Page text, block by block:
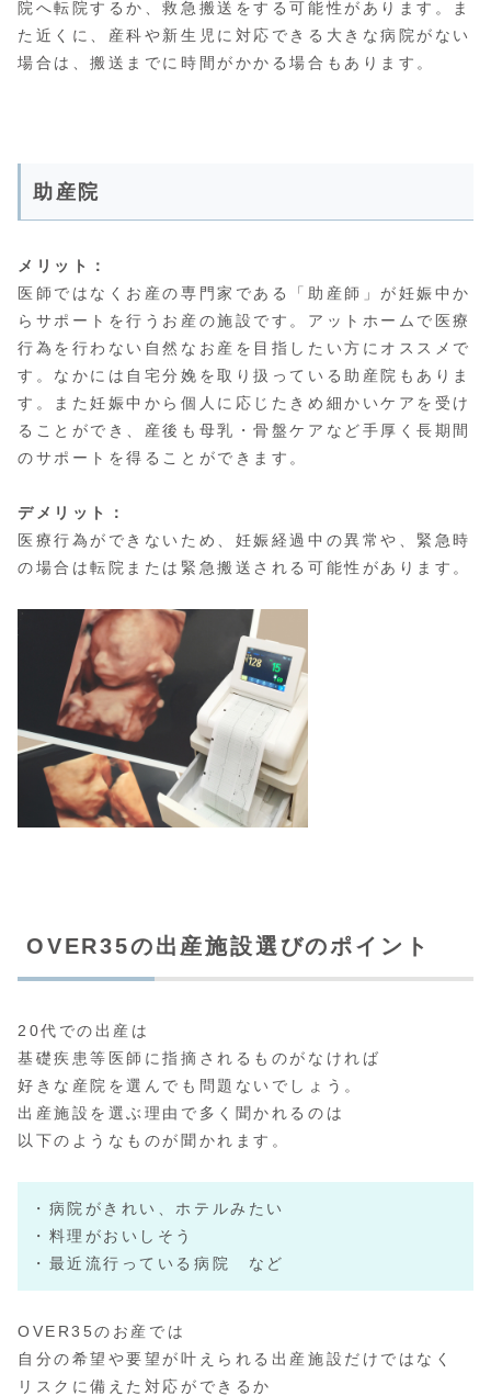
院へ転院するか、救急搬送をする可能性があります。ま
た近くに、産科や新生児に対応できる大きな病院がない
場合は、搬送までに時間がかかる場合もあります。
助産院
メリット：
医師ではなくお産の専門家である「助産師」が妊娠中か
らサポートを行うお産の施設です。アットホームで医療
行為を行わない自然なお産を目指したい方にオススメで
す。なかには自宅分娩を取り扱っている助産院もありま
す。また妊娠中から個人に応じたきめ細かいケアを受け
ることができ、産後も母乳・骨盤ケアなど手厚く長期間
のサポートを得ることができます。
デメリット：
医療行為ができないため、妊娠経過中の異常や、緊急時
の場合は転院または緊急搬送される可能性があります。
OVER35の出産施設選びのポイント
20代での出産は
基礎疾患等医師に指摘されるものがなければ
好きな産院を選んでも問題ないでしょう。
出産施設を選ぶ理由で多く聞かれるのは
以下のようなものが聞かれます。
・病院がきれい、ホテルみたい
・料理がおいしそう
・最近流行っている病院 など
OVER35のお産では
自分の希望や要望が叶えられる出産施設だけではなく
リスクに備えた対応ができるか